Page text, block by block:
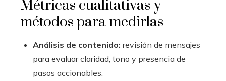
Métricas cualitativas y
métodos para medirlas
Análisis de contenido: revisión de mensajes
para evaluar claridad, tono y presencia de
pasos accionables.